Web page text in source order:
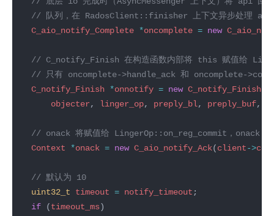
C_aio_notify_Complete *oncomplete = new
C_notify_Finish *onnotify = new C_notify_Finish
objecter, linger_op, preply_bl, preply_buf,
Context *onack = new C_aio_notify_Ack(client->cct
uint32_t
timeout = notify_timeout
if (timeout_ms